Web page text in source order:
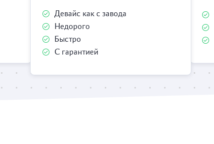
Девайс как с завода
Недорого
Быстро
С гарантией